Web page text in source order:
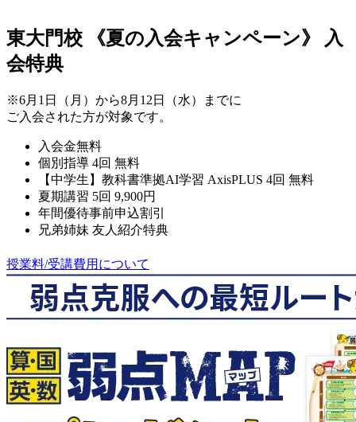
東大門校 《夏の入会キャンペーン》
入
会特典
※6月1日（月）から8月12日（水）までに
ご入会された方が対象です。
入会金無料
個別指導 4回 無料
【中学生】教科書準拠AI学習 AxisPLUS 4回 無料
夏期講習 5回 9,900円
年間優待事前申込割引
兄弟姉妹 友人紹介特典
授業料/受講費用について